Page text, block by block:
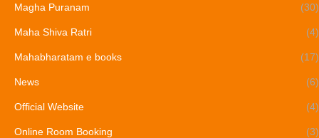
Magha Puranam (30)
Maha Shiva Ratri (4)
Mahabharatam e books (17)
News (6)
Official Website (4)
Online Room Booking (3)